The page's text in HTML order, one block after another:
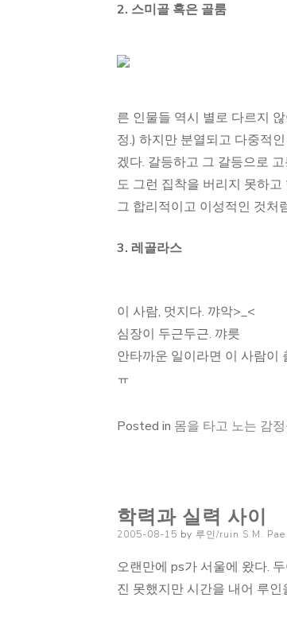
2. 스미골 혹은 골룸
른 인물들 역시 별로 다르지
정.) 하지만 분열되고 다중적
겠다. 갈등하고 그 갈등으로
도 그런 집착을 버리지 못하고
그 합리적이고 이성적인 것처
3. 레골라스
이 사람, 멋지다. 꺄악>_<
심장이 두근두근. 꺄릇
안타까운 일이라면 이 사람이
ㅠ
Posted in 몸을 타고 노는 감
학력과 실력 사이
Posted
2005-08-15 by 루인/ruin S.M. Pae
오랜만에 ps가 서울에 왔다.
진 못했지만 시간을 내어 루